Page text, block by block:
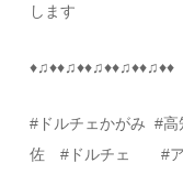
します
♦♫♦♦♫♦♦♫♦♦♫♦♦♫♦♦
# ドルチェかがみ #
佐# ドルチェ#